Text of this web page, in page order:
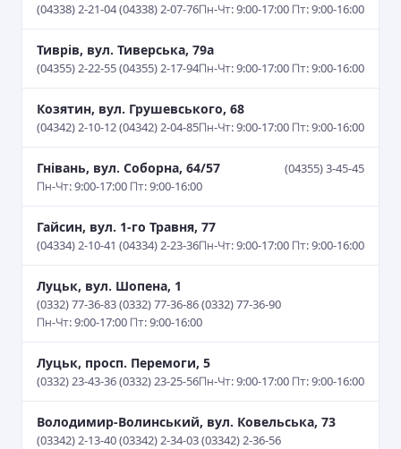
(04338) 2-21-04 (04338) 2-07-76Пн-Чт: 9:00-17:00 Пт: 9:00-16:00
Тиврів, вул. Тиверська, 79а
(04355) 2-22-55 (04355) 2-17-94Пн-Чт: 9:00-17:00 Пт: 9:00-16:00
Козятин, вул. Грушевського, 68
(04342) 2-10-12 (04342) 2-04-85Пн-Чт: 9:00-17:00 Пт: 9:00-16:00
Гнівань, вул. Соборна, 64/57
(04355) 3-45-45
Пн-Чт: 9:00-17:00 Пт: 9:00-16:00
Гайсин, вул. 1-го Травня, 77
(04334) 2-10-41 (04334) 2-23-36Пн-Чт: 9:00-17:00 Пт: 9:00-16:00
Луцьк, вул. Шопена, 1
(0332) 77-36-83 (0332) 77-36-86 (0332) 77-36-90
Пн-Чт: 9:00-17:00 Пт: 9:00-16:00
Луцьк, просп. Перемоги, 5
(0332) 23-43-36 (0332) 23-25-56Пн-Чт: 9:00-17:00 Пт: 9:00-16:00
Володимир-Волинський, вул. Ковельська, 73
(03342) 2-13-40 (03342) 2-34-03 (03342) 2-36-56